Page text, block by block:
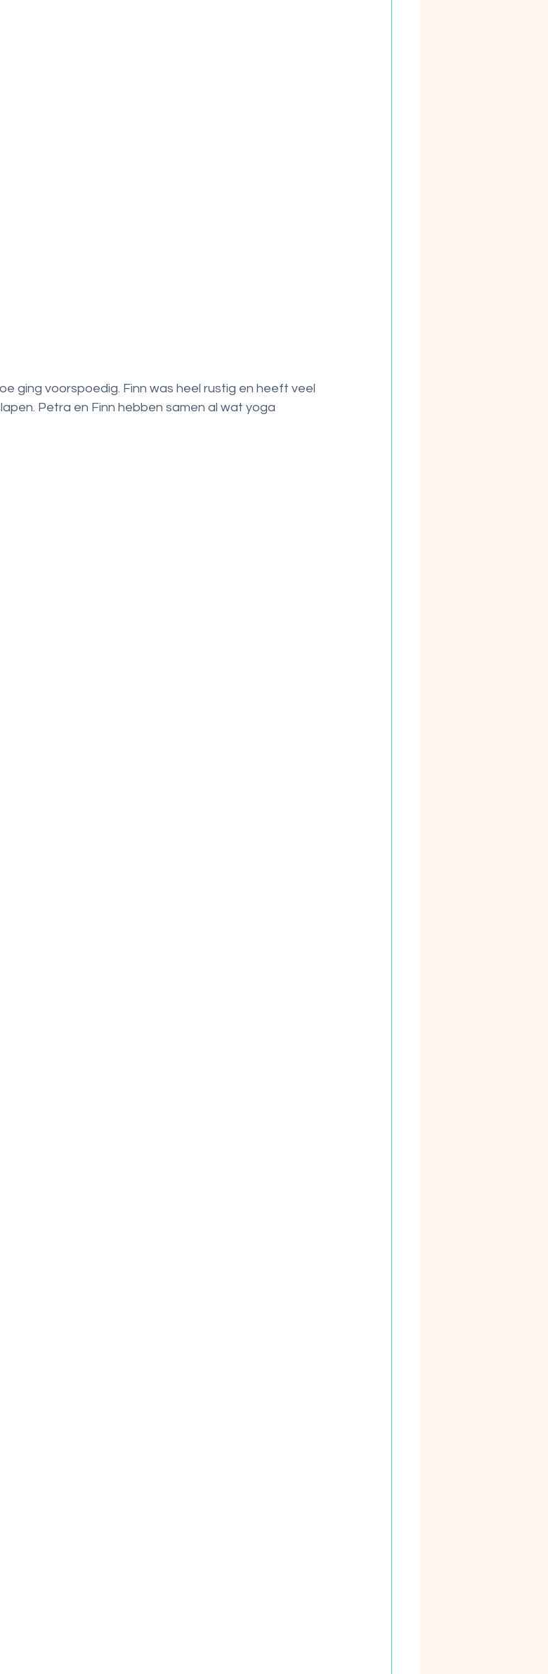
ging voorspoedig. Finn was heel rustig en heeft veel
Petra en Finn hebben samen al wat yoga